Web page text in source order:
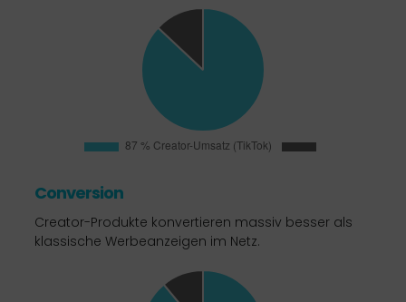
Conversion
Creator-Produkte konvertieren massiv besser als
klassische Werbeanzeigen im Netz.